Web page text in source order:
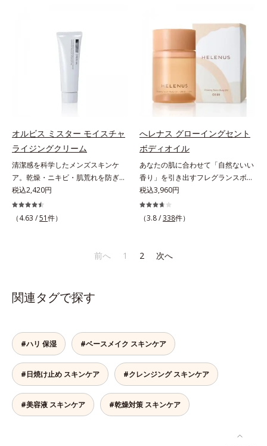
上向き(*12)のハリと透明感を。効
果的なシナジー設計で、あなたのエ
イジングケアを応援します。*1 メ
ラニンの生成を抑え、シミ・ソバカ
スを防ぐ（ウォッシュを除く）*2
オルビス内スキンケアシリーズの保
湿力*3 年齢に応じたお手入れのこ
角層*5 乾燥による*6 洗浄によ
る物理的効果*7 うるおいによる
*8 乾燥、ハリ・ツヤのなさ*9
保湿成分*10 ロニセラカエルレア
果汁、ノバラエキス配合＝うるおい
を与えハリと透明感に満ちた肌へ導
く保湿成分*11 メマツヨイグサ抽
出液、スイカズラエキス配合＝角層
シナジー設計で、あなたのエイジン
グケアを応援します。*1 メラニン
の生成を抑え、シミ・ソバカスを防
ぐ（ウォッシュ除く）*2 オルビス
内スキンケアシリーズの保湿力*3
年齢に応じたお手入れのこと*4 う
るおいによる*5 乾燥、ハリ・ツヤ
のなさ*6 乾燥による*7 保湿成分*8
ロニセラカエルレア果汁、ノバラエ
キス配合＝うるおいを与えハリと透
明感に満ちた肌へ導く保湿成分*9
メマツヨイグサ抽出液、スイカズラ
エキス配合＝角層のすみずみまで水
分・油分を保ち、ハリ・ツヤを与え
る保湿成分*10 気持ちのこと各商品
の詳しい情報は商品ページをご覧く
れで賢いケアを。ライフスタイルに
なじむ、若々しい印象(*2)作りのサ
ポートをします。オルビスアンバー
ヴァイタルトリートメントクリーム
「オルビスアンバー ヴァイタルト
リートメントクリーム」は、1品
で、化粧水、クリーム、シワ改善・
ッククリーム(*3)、パックの6役を
担い、複合的にアプローチ。Wナイ
アシン(*4)によるシワ改善・シミ予
防に加え、複合成分コラーゲンコン
プレックスSPが肌のハリを徹底サポ
ート。肌なじみのよいクリーム構造
で角層まで保湿成分が浸透し、うる
おいをギュッと閉じ込めます。洗顔
ハリ感のあるなめらかな肌を叶えま
与え若々しい印象*3 首のうるおい
ケアとして*4 ナイアシンアミド
フスタイルになじむ、若々しい印象
(*1)作りのサポートをします。オル
ビスアンバー グロウプレセラムオ
イルイン先⾏型美容液「オルビスア
ンバー グロウプレセラム」は、オ
イル成分(*2)が肌に素早くなじみ、
肌をやわらかくしながら角層まで浸
透。ADセラミドミックスが肌をす
こやかに整え、うるおいを蓄える肌
へと導きます。洗顔後すぐに使うこ
とで、あとのオールインワンクリー
ムの肌なじみを高め、うるおいとツ
ヤのある肌を叶えます。*1 肌にハ
リを与え若々しい印象*2 スクワラ
ン、トリ（カプリル酸／カプリン
酸）グリセリル＝肌をやわらかくほ
オルビス ミスター モイスチャ
ライジングクリーム
清潔感を科学したメンズスキンケ
ア。乾燥・ニキビ・肌荒れを防ぎハ
リ・ツヤのある、好印象な清潔透明
肌(*1)へ。オルビスミスターは、男
性の清潔感、爽やかさ、若々しさの
であること(*2)を業界で初めて発見
の乾燥・テカリへのケアはそのまま
に、肌荒れ・ニキビ予防など“今”の
ローチする進化を遂げました。うる
おいを逃しやすい男性肌に着目し、
アイテム同士をなじみやすくする
「うるおいコネクト設計」を採用。
約し、よりシンプルなお手入れで、
ハリ・ツヤのある好印象な清潔透明
税込2,420円
（4.63 /51件）
へレナス グローイングセント
ボディオイル
あなたの肌に合わせて「自然ないい
香り」を引き出すフレグランスボデ
ィオイル。「へレナス」は、スキン
ケアに強みのあるオルビスとフレグ
ランスを愛するセントピアによる共
香りの個性を引き出すフレグランス
い隠すのではなく、肌の匂いにオイ
ルのフレグランスが混じりあうこと
で、あなただけの“自然ないい匂
い”を引き出します。バリエーショ
分と油分のバランスを整え、ボディ
ケアしながらそれぞれの肌の自然な
【DS13】水分も油分も少ないドラ
税込3,960円
（3.8 /338件）
前へ 1 2 次へ
関連タグで探す
#ハリ 保湿 #ベースメイク スキンケア
#日焼け止め スキンケア #クレンジング スキンケア
#美容液 スキンケア #乾燥対策 スキンケア